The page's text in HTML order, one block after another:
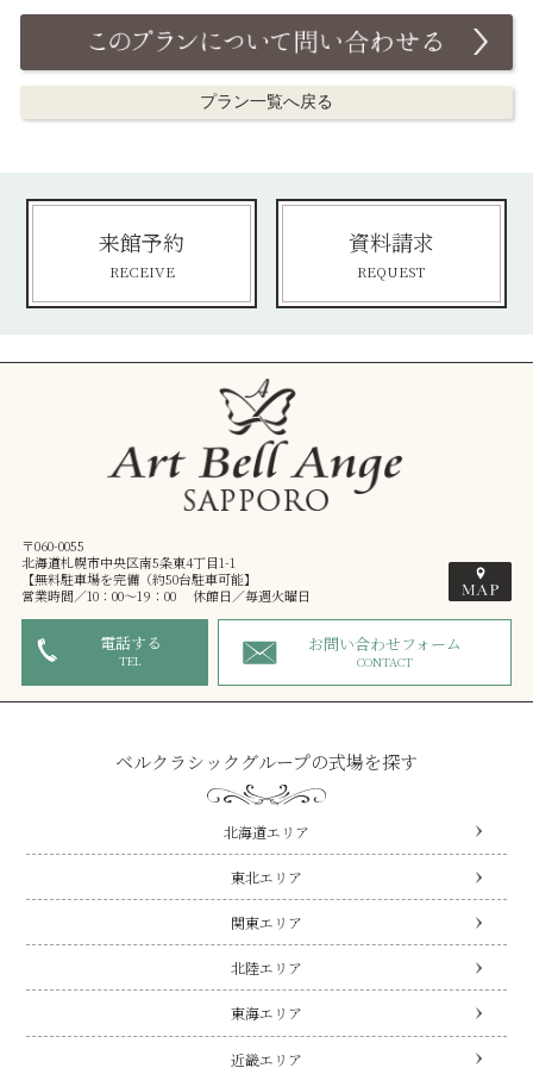
プラン一覧へ戻る
来館予約
RECEIVE
資料請求
REQUEST
〒060-0055
北海道札幌市中央区南5条東4丁目1-1
【無料駐車場を完備（約50台駐車可能】
営業時間／10：00～19：00 休館日／毎週火曜日
電話する
TEL
お問い合わせフォーム
CONTACT
ベルクラシックグループの式場を探す
北海道エリア
東北エリア
関東エリア
北陸エリア
東海エリア
近畿エリア